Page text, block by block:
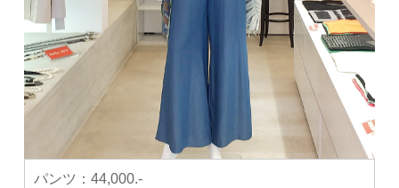
パンツ： 44,000.-